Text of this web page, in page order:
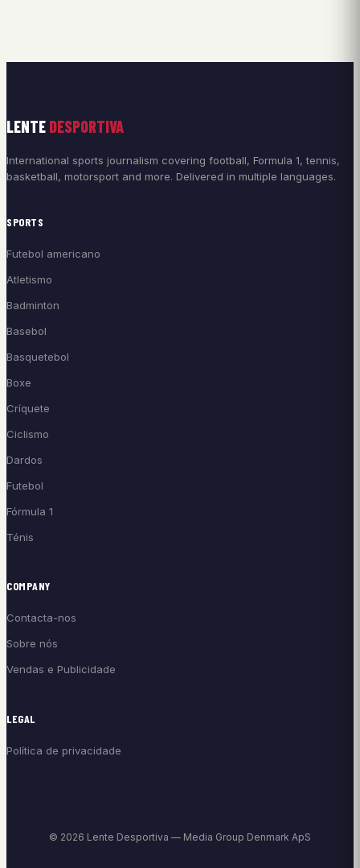
LENTE DESPORTIVA
International sports journalism covering football, Formula 1, tennis,
basketball, motorsport and more. Delivered in multiple languages.
SPORTS
Futebol americano
Atletismo
Badminton
Basebol
Basquetebol
Boxe
Críquete
Ciclismo
Dardos
Futebol
Fórmula 1
Ténis
COMPANY
Contacta-nos
Sobre nós
Vendas e Publicidade
LEGAL
Política de privacidade
© 2026 Lente Desportiva — Media Group Denmark ApS